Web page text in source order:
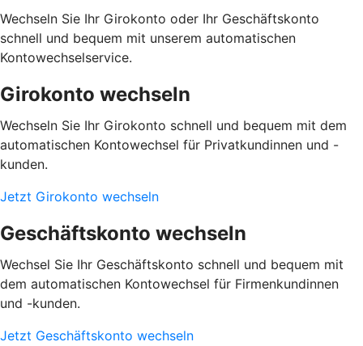
Wechseln Sie Ihr Girokonto oder Ihr Geschäftskonto
schnell und bequem mit unserem automatischen
Kontowechselservice.
Girokonto wechseln
Wechseln Sie Ihr Girokonto schnell und bequem mit dem
automatischen Kontowechsel für Privatkundinnen und -
kunden.
Jetzt Girokonto wechseln
Geschäftskonto wechseln
Wechsel Sie Ihr Geschäftskonto schnell und bequem mit
dem automatischen Kontowechsel für Firmenkundinnen
und -kunden.
Jetzt Geschäftskonto wechseln